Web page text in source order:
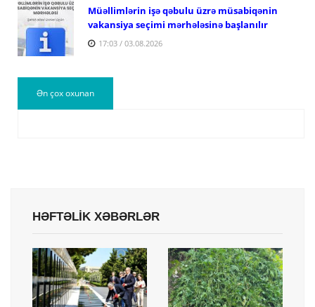
Müəllimlərin işə qəbulu üzrə müsabiqənin
vakansiya seçimi mərhələsinə başlanılır
17:03 / 03.08.2026
Ən çox oxunan
HƏFTƏLİK XƏBƏRLƏR